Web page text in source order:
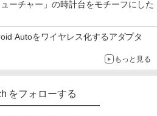
ーチャー」の時計台をモチーフにした
Autoをワイヤレス化するアダプタ
もっと見る
をフォローする